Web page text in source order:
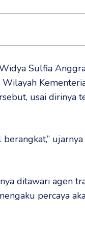
Sulfia
usai dirinya
ditawari agen
percaya